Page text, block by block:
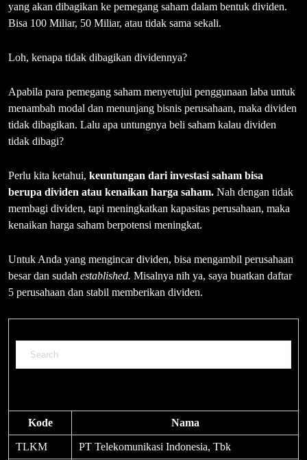
yang akan dibagikan ke pemegang saham dalam bentuk dividen.
Bisa 100 Miliar, 50 Miliar, atau tidak sama sekali.
Loh, kenapa tidak dibagikan dividennya?
Apabila para pemegang saham menyetujui penggunaan laba untuk
menambah modal dan menunjang bisnis perusahaan, maka dividen
tidak dibagikan. Lalu apa untungnya beli saham kalau dividen
tidak dibagi?
Perlu kita ketahui, keuntungan dari investasi saham bisa
berupa dividen atau kenaikan harga saham. Nah dengan tidak
membagi dividen, tapi meningkatkan kapasitas perusahaan, maka
kenaikan harga saham berpotensi meningkat.
Untuk Anda yang mengincar dividen, bisa mengambil perusahaan
besar dan sudah established. Misalnya nih ya, saya buatkan daftar
5 perusahaan dan stabil memberikan dividen.
Kode Nama
TLKM PT Telekomunikasi Indonesia, Tbk